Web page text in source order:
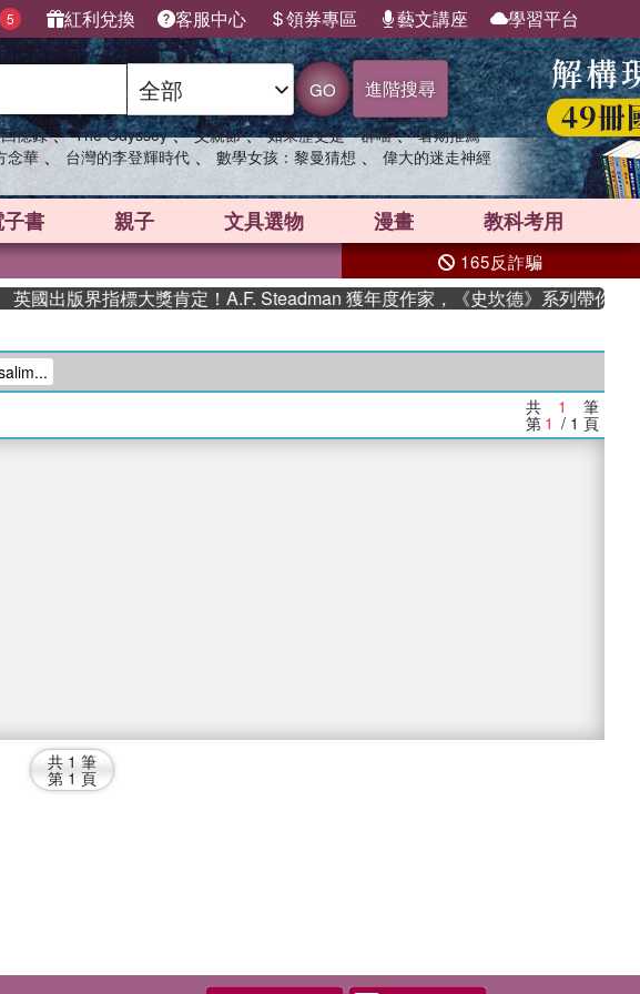
5 紅利兌換 客服中心 領券專區 藝文講座 學習平台
GO 進階搜尋
憶錄 、 The Odyssey 、 父親節 、 如果歷史是一群喵 、 暑期推薦
念華 、 台灣的李登輝時代 、 數學女孩：黎曼猜想 、 偉大的迷走神經
子書 親子 文具選物 漫畫 教科考用
165反詐騙
英國出版界指標大獎肯定！A.F. Steadman 獲年度作家，《史坎德》系列帶你踏上
共 1 筆
第 1 / 1 頁
共 1 筆
第 1 頁